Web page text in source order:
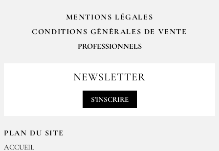
PLAN DU SITE
ACCUEIL
MENTIONS LÉGALES
CONDITIONS GÉNÉRALES DE VENTE
PROFESSIONNELS
contact@epices-roellinger.comNEWSLETTER
S'INSCRIRE